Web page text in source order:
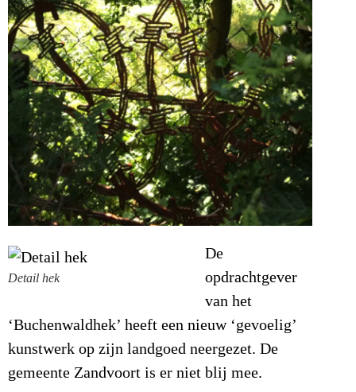
Detail hek
De
opdrachtgever
van het
‘Buchenwaldhek’ heeft een nieuw ‘gevoelig’
kunstwerk op zijn landgoed neergezet. De
gemeente Zandvoort is er niet blij mee.